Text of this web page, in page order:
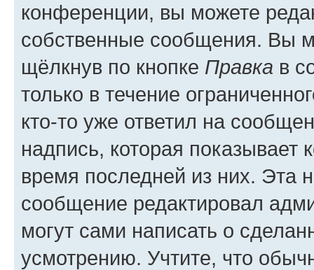
конференции, вы можете
собственные сообщения. Вы
щёлкнув по кнопке Правка в
только в течение
кто-то уже ответил на
надпись, которая показывает
время последней из них. Эта
сообщение редактировал
могут сами написать о
усмотрению. Учтите, что